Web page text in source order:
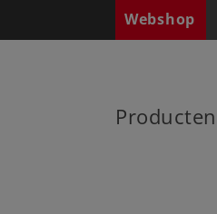
Webshop
Producten